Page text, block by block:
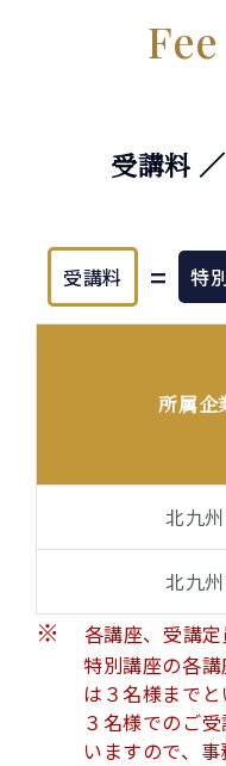
受講料
受講料 = 特
所属企
北九
北九
各講座、受講定
特別講座の各
は３名様までと
３名様でのご
いますので、事